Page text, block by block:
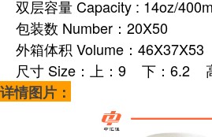
双层容量 Capacity : 14oz/
包装数 Number：20X50
外箱体积 Volume：46X37X53
尺寸 Size：上：9 下：6.2
详情图片：